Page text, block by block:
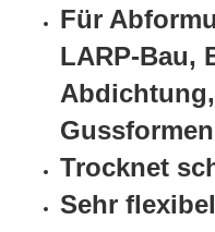
Für
LARP-Bau,
Gussformen
Trocknet
Sehr